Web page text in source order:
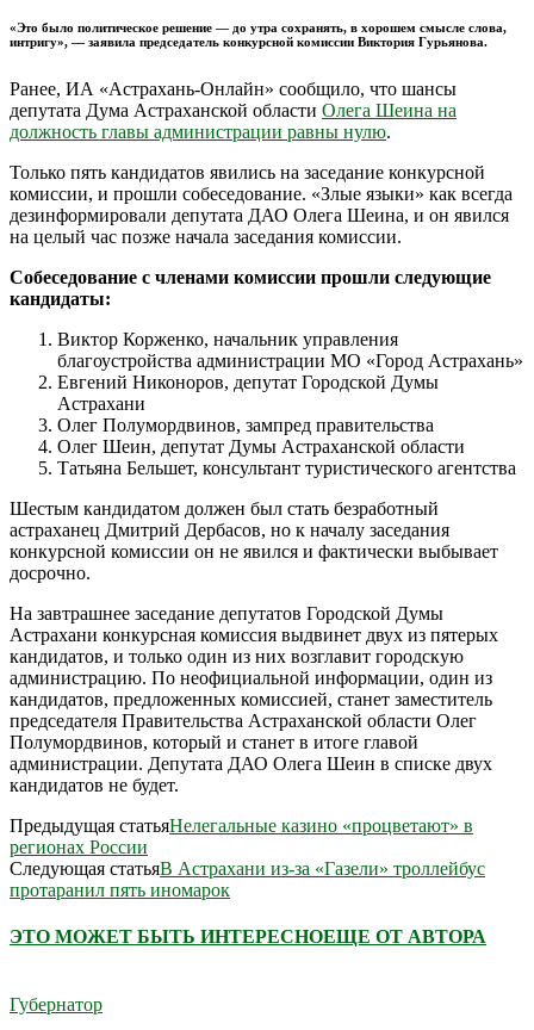
«Это было политическое решение — до утра сохранять, в хорошем смысле слова,
интригу», — заявила председатель конкурсной комиссии Виктория Гурьянова.
Ранее, ИА «Астрахань-Онлайн» сообщило, что шансы
депутата Дума Астраханской области Олега Шеина на
должность главы администрации равны нулю.
Только пять кандидатов явились на заседание конкурсной
комиссии, и прошли собеседование. «Злые языки» как всегда
дезинформировали депутата ДАО Олега Шеина, и он явился
на целый час позже начала заседания комиссии.
Собеседование с членами комиссии прошли следующие
кандидаты:
Виктор Корженко, начальник управления
благоустройства администрации МО «Город Астрахань»
Евгений Никоноров, депутат Городской Думы
Астрахани
Олег Полумордвинов, зампред правительства
Олег Шеин, депутат Думы Астраханской области
Татьяна Бельшет, консультант туристического агентства
Шестым кандидатом должен был стать безработный
астраханец Дмитрий Дербасов, но к началу заседания
конкурсной комиссии он не явился и фактически выбывает
досрочно.
На завтрашнее заседание депутатов Городской Думы
Астрахани конкурсная комиссия выдвинет двух из пятерых
кандидатов, и только один из них возглавит городскую
администрацию. По неофициальной информации, один из
кандидатов, предложенных комиссией, станет заместитель
председателя Правительства Астраханской области Олег
Полумордвинов, который и станет в итоге главой
администрации. Депутата ДАО Олега Шеин в списке двух
кандидатов не будет.
Предыдущая статьяНелегальные казино «процветают» в
регионах России
Следующая статьяВ Астрахани из-за «Газели» троллейбус
протаранил пять иномарок
ЭТО МОЖЕТ БЫТЬ ИНТЕРЕСНОЕЩЕ ОТ АВТОРА
Губернатор